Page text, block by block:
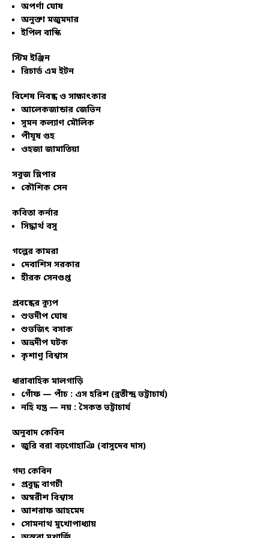
অপর্ণা ঘোষ
অনুক্তা মজুমদার
ইপিল বাস্কি
স্টিম ইঞ্জিন
রিচার্ড এম ইটন
বিশেষ নিবন্ধ ও সাক্ষাৎকার
আলেকজান্ডার জেভিন
সুমন কল্যাণ মৌলিক
পীযূষ গুহ
ওহজা জামাতিয়া
সবুজ স্লিপার
কৌশিক সেন
কবিতা কর্নার
সিদ্ধার্থ বসু
গল্পের কামরা
দেবাশিস সরকার
হীরক সেনগুপ্ত
প্রবন্ধের ক্যুপ
শুভদীপ ঘোষ
শুভজিৎ বসাক
অভ্রদীপ ঘটক
কৃশাণু বিশ্বাস
ধারাবাহিক মালগাড়ি
গোঁফ — পাঁচ : এস হরিশ (ব্রতীন্দ্র ভট্টাচার্য)
নহি যন্ত্র — নয় : সৈকত ভট্টাচার্য
অনুবাদ কেবিন
জুরি বরা বঢ়গোহাঞি (বাসুদেব দাস)
গদ্য কেবিন
প্রবুদ্ধ বাগচী
অম্বরীশ বিশ্বাস
আশরাফ আহমেদ
সোমনাথ মুখোপাধ্যায়